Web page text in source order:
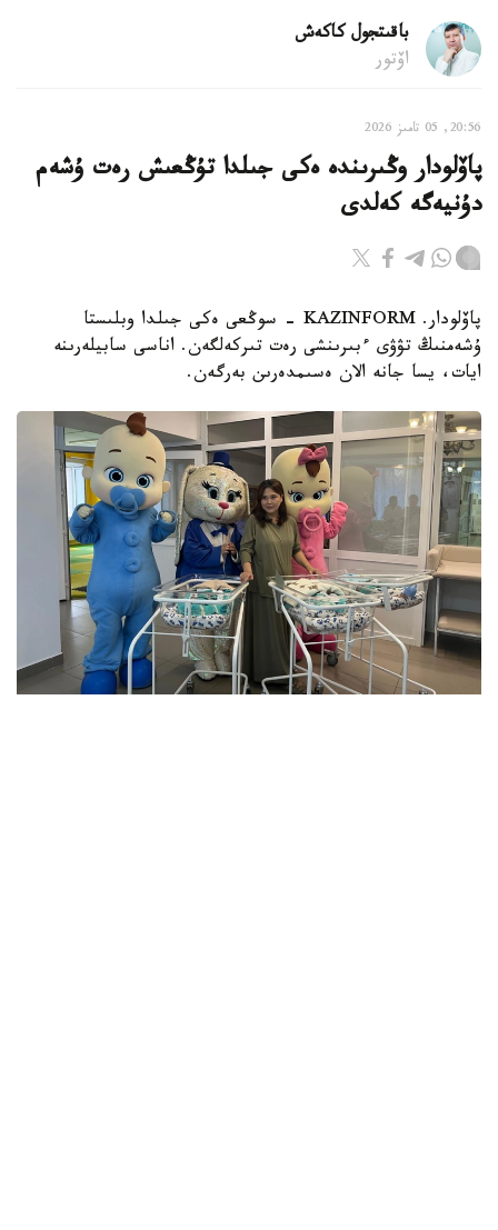
باقىتجول كاكەش
اۆتور
20:56, 05 تامىز 2026
پاۆلودار وڭىرىندە ەكى جىلدا تۇڭعىش رەت ۇشەم
دۇنيەگە كەلدى
پاۆلودار. KAZINFORM - سوڭعى ەكى جىلدا وبلىستا
ۇشەمنىڭ تۋۋى ءبىرىنشى رەت تىركەلگەن. اناسى سابيلەرىنە
ايات، يسا جانە الان ەسىمدەرىن بەرگەن.